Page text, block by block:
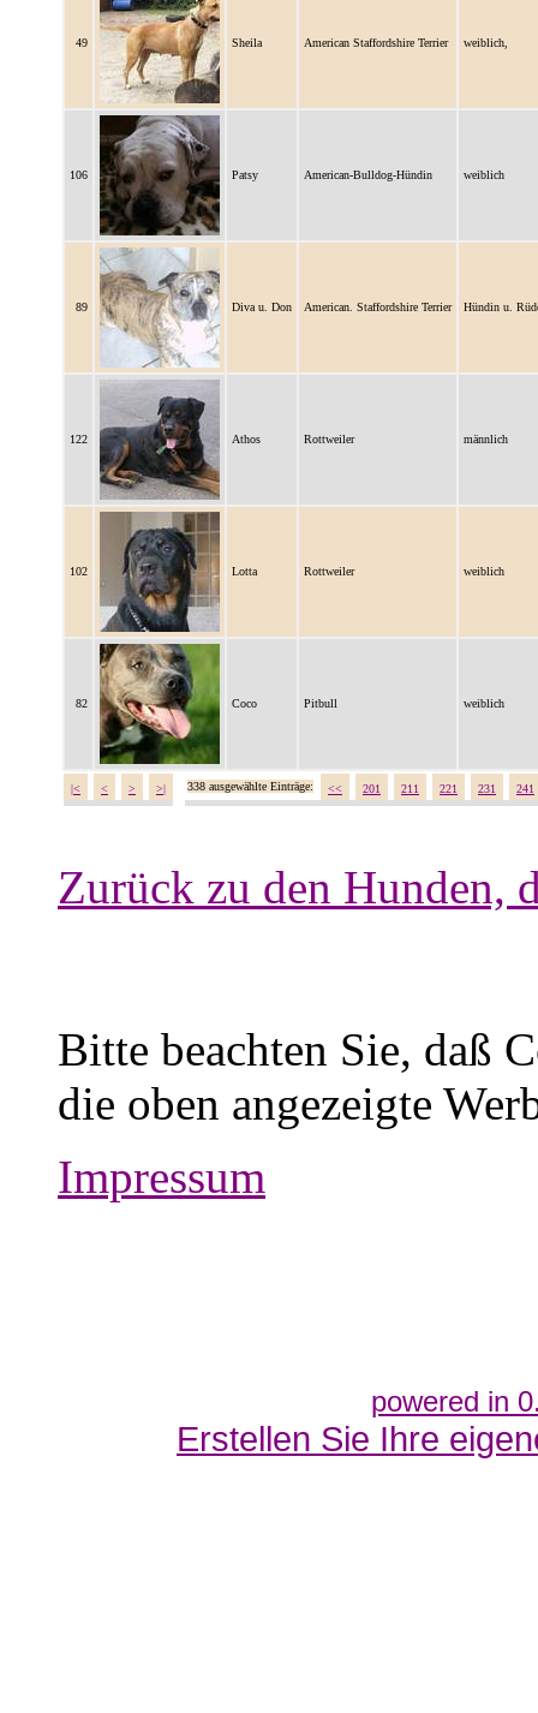
49 Sheila American Staffordshire Terrier weiblich,
106 Patsy American-Bulldog-Hündin weiblich
89 Diva u. Don American. Staffordshire Terrier Hündin u.
122 Athos Rottweiler männlich
102 Lotta Rottweiler weiblich
82 Coco Pitbull weiblich
|< < > >| 338 ausgewählte Einträge: << 201 211 221 231 241
Zurück zu den Hunden,
Bitte beachten Sie, daß
die oben angezeigte
Impressum
powered in
Erstellen Sie Ihre